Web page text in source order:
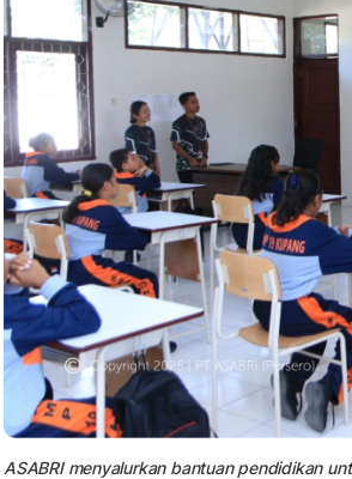
ASABRI menyalurkan bantuan pendidikan